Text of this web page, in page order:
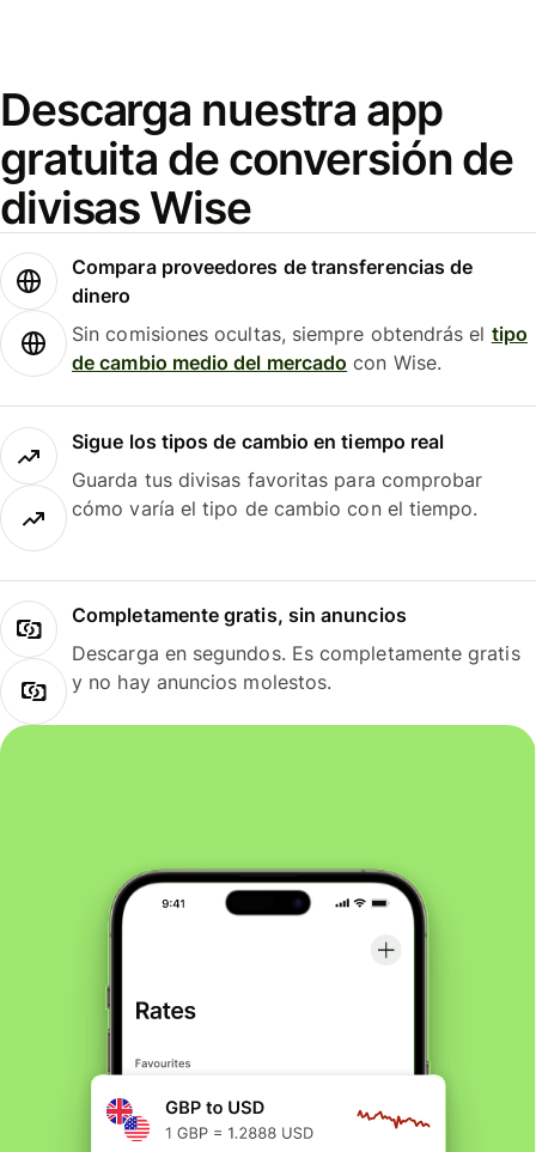
Descarga nuestra app
gratuita de conversión de
divisas Wise
Compara proveedores de transferencias de
dinero
Sin comisiones ocultas, siempre obtendrás el tipo
de cambio medio del mercado con Wise.
Sigue los tipos de cambio en tiempo real
Guarda tus divisas favoritas para comprobar
cómo varía el tipo de cambio con el tiempo.
Completamente gratis, sin anuncios
Descarga en segundos. Es completamente gratis
y no hay anuncios molestos.